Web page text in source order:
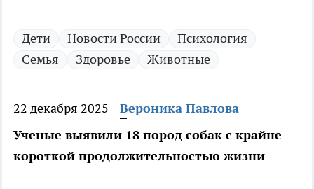
Дети Новости России
Психология
Семья
Здоровье Животные
22 декабря 2025
Вероника Павлова
Ученые выявили 18 пород собак с крайне
короткой продолжительностью жизни